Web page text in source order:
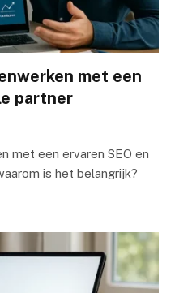
met een
partner
met een ervaren SEO en
is het belangrijk?